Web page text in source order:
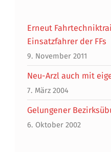
Erneut
Einsatzfahrer der FFs
9. November 2011
Neu-Arzl auch mit
7. März 2004
Gelungener
6. Oktober 2002